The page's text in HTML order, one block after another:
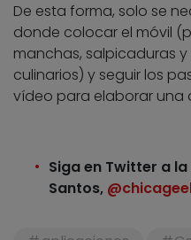
De esta forma, solo se
donde colocar el móvil
manchas, salpicaduras
culinarios) y seguir los
vídeo para elaborar una
Siga en Twitter a
Santos,